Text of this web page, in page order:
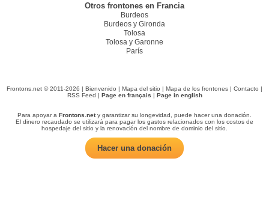
Otros frontones en Francia
Burdeos
Burdeos y Gironda
Tolosa
Tolosa y Garonne
París
Frontons.net © 2011-2026 | Bienvenido | Mapa del sitio | Mapa de los frontones | Contacto |
RSS Feed | Page en français | Page in english
Para apoyar a Frontons.nety garantizar su longevidad, puede hacer una donación.
El dinero recaudado se utilizará para pagar los gastos relacionados con los costos de
hospedaje del sitio y la renovación del nombre de dominio del sitio.
Hacer una donación